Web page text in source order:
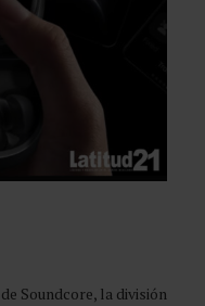
Soundcore, la división